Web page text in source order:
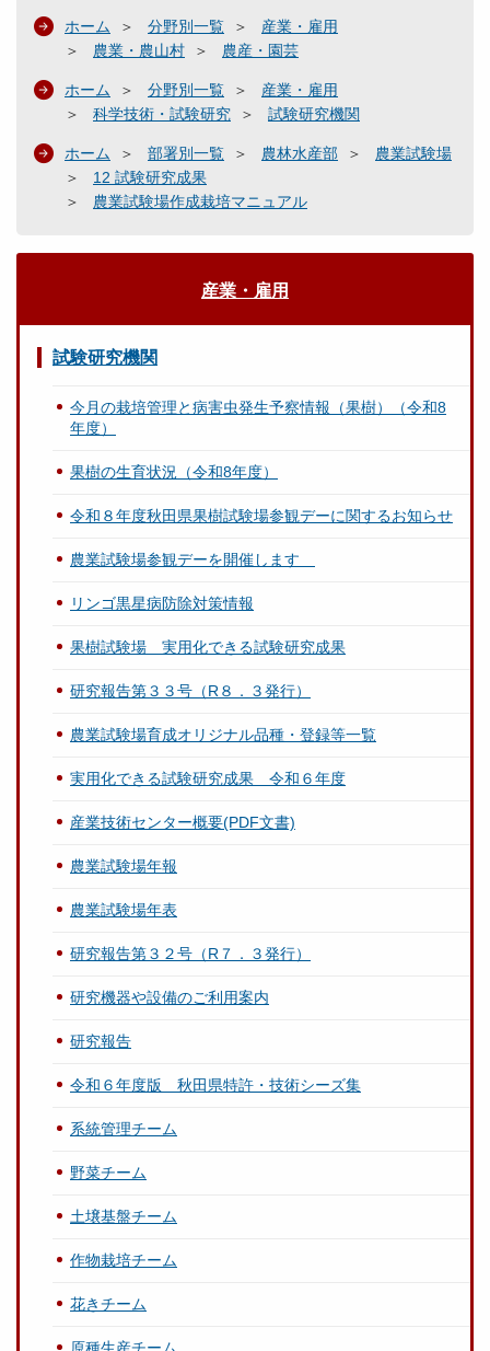
ホーム 分野別一覧
産業・雇用
農業・農山村
農産・園芸
ホーム 分野別一覧
産業・雇用
科学技術・試験研究
試験研究機関
ホーム 部署別一覧 農林水産部
農業試験場
12 試験研究成果
農業試験場作成栽培マニュアル
産業・雇用
試験研究機関
今月の栽培管理と病害虫発生予察情報（果樹）（令和8
年度）
果樹の生育状況（令和8年度）
令和８年度秋田県果樹試験場参観デーに関するお知らせ
農業試験場参観デーを開催します
リンゴ黒星病防除対策情報
果樹試験場 実用化できる試験研究成果
研究報告第３３号（R８．３発行）
農業試験場育成オリジナル品種・登録等一覧
実用化できる試験研究成果 令和６年度
産業技術センター概要(PDF文書)
農業試験場年報
農業試験場年表
研究報告第３２号（R７．３発行）
研究機器や設備のご利用案内
研究報告
令和６年度版 秋田県特許・技術シーズ集
系統管理チーム
野菜チーム
土壌基盤チーム
作物栽培チーム
花きチーム